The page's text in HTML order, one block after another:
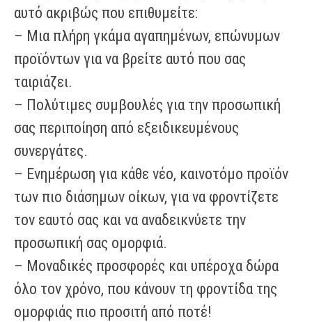
αυτό ακριβώς που επιθυμείτε:
– Μια πλήρη γκάμα αγαπημένων, επώνυμων
προϊόντων για να βρείτε αυτό που σας
ταιριάζει.
– Πολύτιμες συμβουλές για την προσωπική
σας περιποίηση από εξειδικευμένους
συνεργάτες.
– Ενημέρωση για κάθε νέο, καινοτόμο προϊόν
των πιο διάσημων οίκων, για να φροντίζετε
τον εαυτό σας και να αναδεικνύετε την
προσωπική σας ομορφιά.
– Μοναδικές προσφορές και υπέροχα δώρα
όλο τον χρόνο, που κάνουν τη φροντίδα της
ομορφιάς πιο προσιτή από ποτέ!